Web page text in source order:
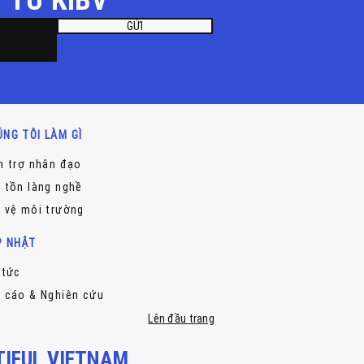
GỬI
TÔI LÀM GÌ
trợ nhân đạo
tồn làng nghề
vệ môi trường
NHẬT
cáo & Nghiên cứu
Lên đầu trang